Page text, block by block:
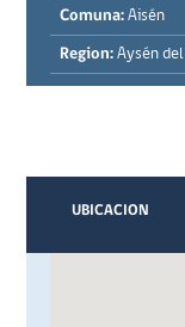
Comuna: Aisén
Region: Aysén
UBICACION